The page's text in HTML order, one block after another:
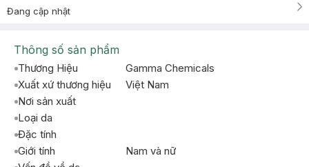
Đang cập nhật
Thông số sản phẩm
Thương Hiệu
Gamma Chemicals
Xuất xứ thương hiệu
Việt Nam
Nơi sản xuất
Loại da
Đặc tính
Giới tính
Nam và nữ